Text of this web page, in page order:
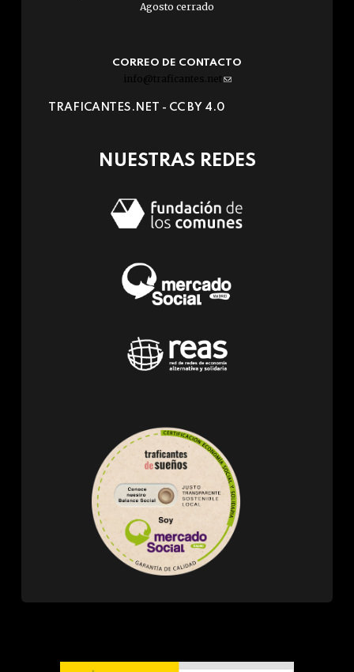
Agosto cerrado
CORREO DE CONTACTO
info@traficantes.net (link
e-
TRAFICANTES.NET - CC BY 4.0
NUESTRAS REDES